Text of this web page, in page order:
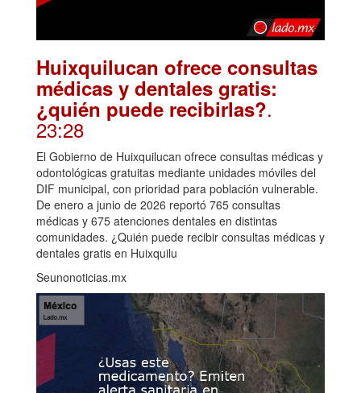
Huixquilucan ofrece consultas
médicas y dentales gratis:
¿quién puede recibirlas?.
23:28
El Gobierno de Huixquilucan ofrece consultas médicas y
odontológicas gratuitas mediante unidades móviles del
DIF municipal, con prioridad para población vulnerable.
De enero a junio de 2026 reportó 765 consultas
médicas y 675 atenciones dentales en distintas
comunidades. ¿Quién puede recibir consultas médicas y
dentales gratis en Huixquilu
Seunonoticias.mx